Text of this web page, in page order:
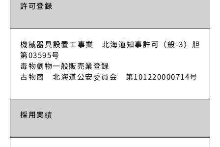
許可登録
機械器具設置工事業 北海道知事許可（般-3）胆
第03595号
毒物劇物一般販売業登録
古物商 北海道公安委員会 第101220000714号
採用実績